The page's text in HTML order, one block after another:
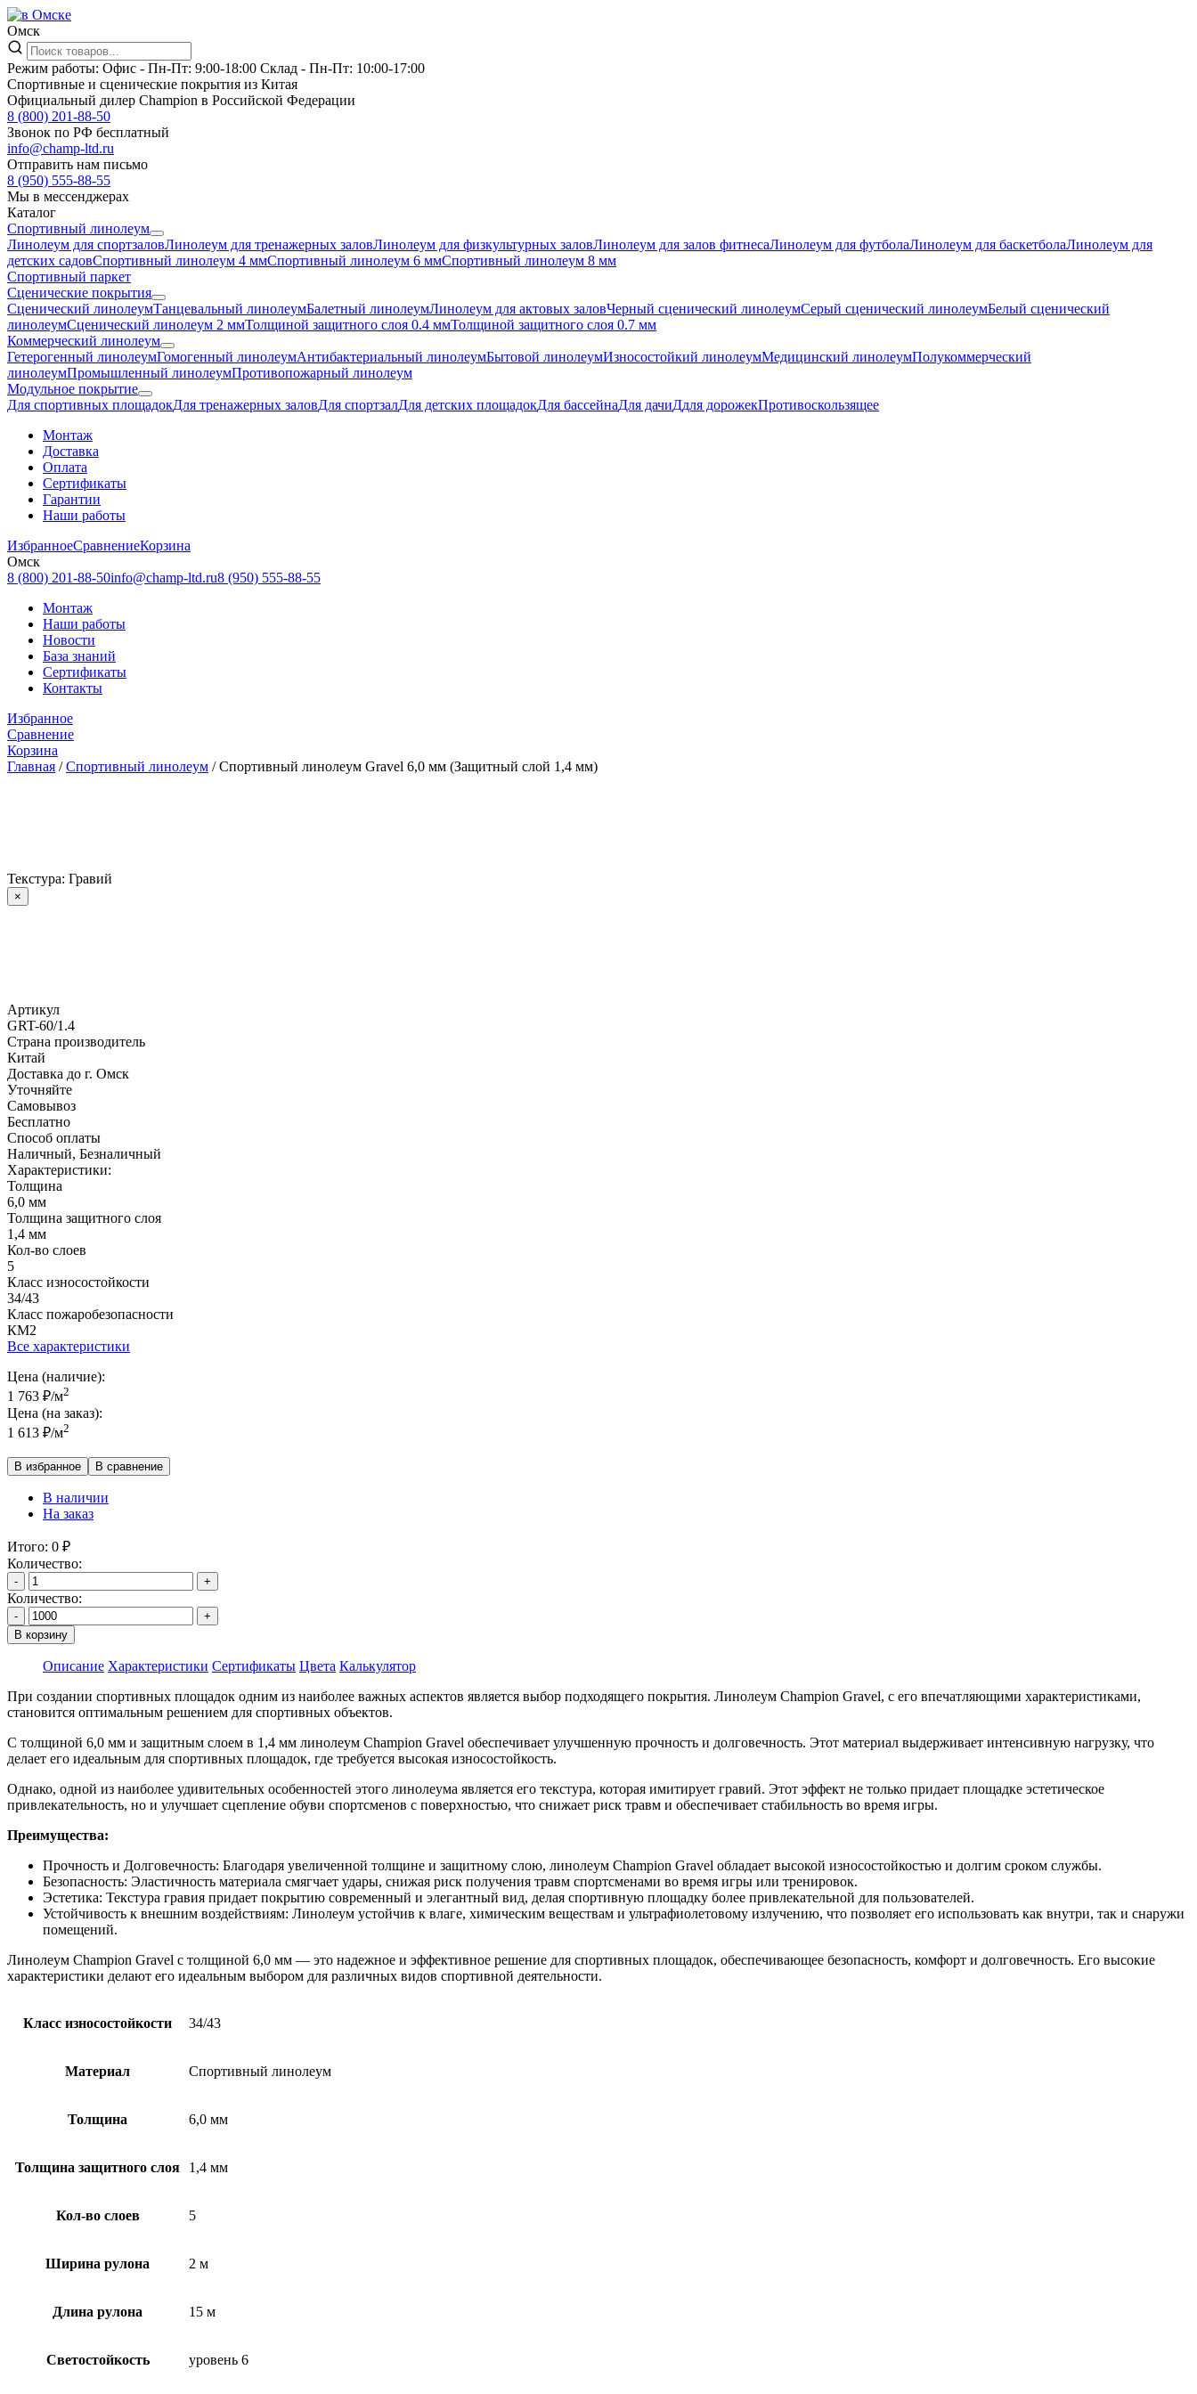
Омск
Режим работы: Офис - Пн-Пт: 9:00-18:00 Склад - Пн-Пт: 10:00-17:00
Спортивные и сценические покрытия из Китая
Официальный дилер Champion в Российской Федерации
8 (800) 201-88-50
Звонок по РФ бесплатный
info@champ-ltd.ru
Отправить нам письмо
8 (950) 555-88-55
Мы в мессенджерах
Каталог
Спортивный линолеум
Линолеум для спортзаловЛинолеум для тренажерных заловЛинолеум для физкультурных заловЛинолеум для залов фитнесаЛинолеум для футболаЛинолеум для баскетболаЛинолеум для
детских садовСпортивный линолеум 4 ммСпортивный линолеум 6 ммСпортивный линолеум 8 мм
Спортивный паркет
Сценические покрытия
Сценический линолеумТанцевальный линолеумБалетный линолеумЛинолеум для актовых заловЧерный сценический линолеумСерый сценический линолеумБелый сценический
линолеумСценический линолеум 2 ммТолщиной защитного слоя 0.4 ммТолщиной защитного слоя 0.7 мм
Коммерческий линолеум
Гетерогенный линолеумГомогенный линолеумАнтибактериальный линолеумБытовой линолеумИзносостойкий линолеумМедицинский линолеумПолукоммерческий
линолеумПромышленный линолеумПротивопожарный линолеум
Модульное покрытие
Для спортивных площадокДля тренажерных заловДля спортзалДля детских площадокДля бассейнаДля дачиДдля дорожекПротивоскользящее
Монтаж
Доставка
Оплата
Сертификаты
Гарантии
Наши работы
ИзбранноеСравнениеКорзина
Омск
8 (800) 201-88-50info@champ-ltd.ru8 (950) 555-88-55
Монтаж
Наши работы
Новости
База знаний
Сертификаты
Контакты
Избранное
Сравнение
Корзина
Главная /Спортивный линолеум /Спортивный линолеум Gravel 6,0 мм (Защитный слой 1,4 мм)
Текстура: Гравий
×
Артикул
GRT-60/1.4
Страна производитель
Китай
Доставка до г. Омск
Уточняйте
Самовывоз
Бесплатно
Способ оплаты
Наличный, Безналичный
Характеристики:
Толщина
6,0 мм
Толщина защитного слоя
1,4 мм
Кол-во слоев
5
Класс износостойкости
34/43
Класс пожаробезопасности
КМ2
Все характеристики
Цена (наличие):
1 763 ₽/м2
Цена (на заказ):
1 613 ₽/м2
В избранное В сравнение
В наличии
На заказ
Итого: 0 ₽
Количество:
- +
Количество:
-
+
В корзину
Описание Характеристики Сертификаты Цвета Калькулятор
При создании спортивных площадок одним из наиболее важных аспектов является выбор подходящего покрытия. Линолеум Champion Gravel, с его впечатляющими характеристиками,
становится оптимальным решением для спортивных объектов.
С толщиной 6,0 мм и защитным слоем в 1,4 мм линолеум Champion Gravel обеспечивает улучшенную прочность и долговечность. Этот материал выдерживает интенсивную нагрузку, что
делает его идеальным для спортивных площадок, где требуется высокая износостойкость.
Однако, одной из наиболее удивительных особенностей этого линолеума является его текстура, которая имитирует гравий. Этот эффект не только придает площадке эстетическое
привлекательность, но и улучшает сцепление обуви спортсменов с поверхностью, что снижает риск травм и обеспечивает стабильность во время игры.
Преимущества:
Прочность и Долговечность: Благодаря увеличенной толщине и защитному слою, линолеум Champion Gravel обладает высокой износостойкостью и долгим сроком службы.
Безопасность: Эластичность материала смягчает удары, снижая риск получения травм спортсменами во время игры или тренировок.
Эстетика: Текстура гравия придает покрытию современный и элегантный вид, делая спортивную площадку более привлекательной для пользователей.
Устойчивость к внешним воздействиям: Линолеум устойчив к влаге, химическим веществам и ультрафиолетовому излучению, что позволяет его использовать как внутри, так и снаружи
помещений.
Линолеум Champion Gravel с толщиной 6,0 мм — это надежное и эффективное решение для спортивных площадок, обеспечивающее безопасность, комфорт и долговечность. Его высокие
характеристики делают его идеальным выбором для различных видов спортивной деятельности.
Класс износостойкости 34/43
Материал Спортивный линолеум
Толщина 6,0 мм
Толщина защитного слоя 1,4 мм
Кол-во слоев 5
Ширина рулона 2 м
Длина рулона 15 м
Светостойкость уровень 6